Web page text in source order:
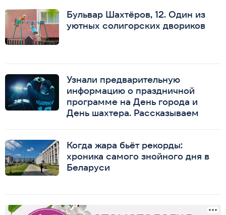
Бульвар Шахтёров, 12. Один из
уютных солигорских двориков
Узнали предварительную
информацию о праздничной
программе на День города и
День шахтера. Рассказываем
Когда жара бьёт рекорды:
хроника самого знойного дня в
Беларуси